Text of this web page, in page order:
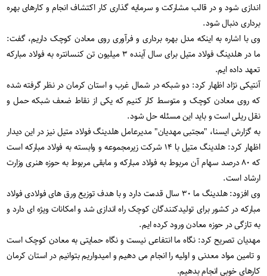
اندازی شود و در قالب مشارکت و سرمایه گذاری کار اکتشاف انجام و کارهای بهره
برداری دنبال شود.
وی با اشاره به اینکه مدل بهره برداری و فرآوری روی معادن کوچک داریم، گفت:
ما در هلدینگ فولاد متیل برای سال آینده ۳ میلیون تن کنسانتره به فولاد مبارکه
تعهد داده ایم.
آنتیکی نژاد اظهار کرد: دو شبکه در شمال غرب و استان کرمان در نظر گرفته شده
که روی معادن کوچک و متوسط کار کنیم که یکی از نقاط ضعف شبکه حمل و
نقل ریلی است و باید این مسئله حل شود.
به گزارش ایسنا، "مجتبی مهدیان" مدیرعامل هلدینگ فولاد متیل نیز در این دیدار
اظهار کرد: هلدینگ متیل با ۱۴ شرکت زیرمجموعه و وابسته به فولاد مبارکه است
که ۸۰ درصد سهام آن مربوط به فولاد مبارکه و مابقی مربوط به حوزه هنری وزارت
ارشاد است.
وی افزود: هلدینگ ما ۳۰ سال قدمت دارد و با هدف توزیع ورق های فولادی فولاد
مبارکه در کشور برای تولیدکنندگان کوچک راه اندازی شد و امکانات ویژه ای دارد و
به تازگی در حوزه معادن ورود کرده ایم.
مهدیان تصریح کرد: نگاه ما انتفاعی نیست و نگاه حمایتی به معادن کوچک است
و تامین مواد معدنی و اولیه را انجام می دهیم و امیدواریم بتوانیم در استان کرمان
کارهای خوبی انجام بدهیم.